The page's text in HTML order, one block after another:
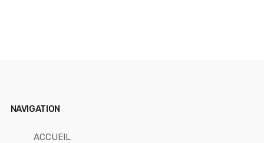
NAVIGATION
ACCUEIL